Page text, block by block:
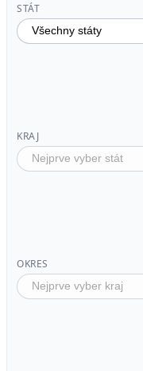
STÁT
KRAJ
OKRES